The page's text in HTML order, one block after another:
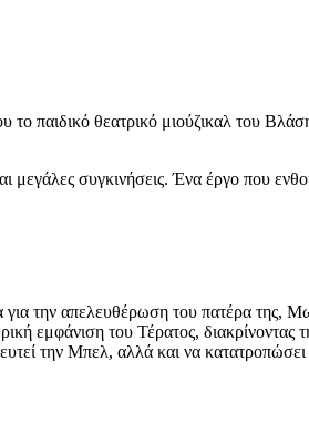
το παιδικό θεατρικό μιούζικαλ του
συγκινήσεις. Ένα έργο που
την απελευθέρωση του πατέρα της,
εμφάνιση του Τέρατος, διακρίνοντας
την Μπελ, αλλά και να